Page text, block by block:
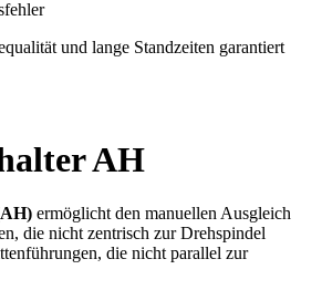
und lange Standzeiten garantiert
AH
ermöglicht den manuellen Ausgleich
die nicht zentrisch zur Drehspindel
die nicht parallel zur